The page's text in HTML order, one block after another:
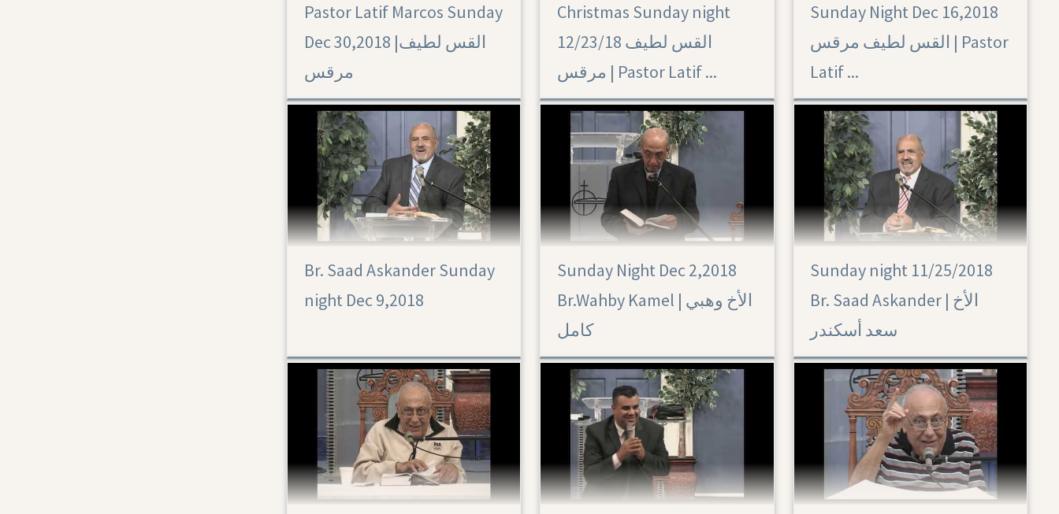
Pastor Latif Marcos Sunday
Dec 30,2018 |القس لطيف
مرقس
Christmas Sunday night
12/23/18 القس لطيف
مرقس | Pastor Latif ...
Sunday Night Dec 16,2018
القس لطيف مرقس | Pastor
Latif ...
Br. Saad Askander Sunday
night Dec 9,2018
Sunday Night Dec 2,2018
Br.Wahby Kamel | الأخ وهبي
كامل
Sunday night 11/25/2018
Br. Saad Askander | الأخ
سعد أسكندر